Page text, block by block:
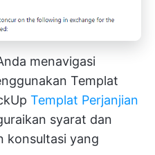
menavigasi
Templat
Templat Perjanjian
syarat dan
konsultasi yang